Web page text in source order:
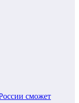
сможет